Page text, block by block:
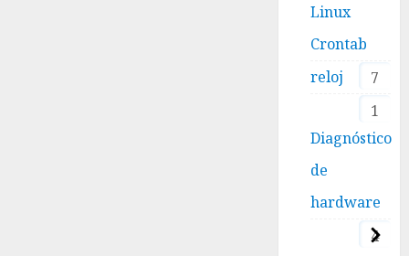
Linux
Crontab
7
reloj
1
Diagnóstico
de
hardware
4